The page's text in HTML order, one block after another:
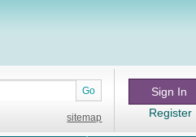
Go
sitemap
Sign In
Register